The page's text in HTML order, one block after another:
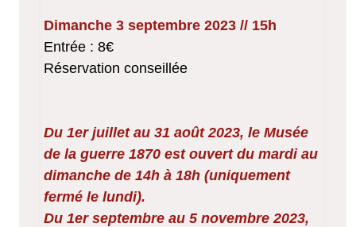
Dimanche 3 septembre 2023 // 15h
Entrée : 8€
Réservation conseillée
Du 1er juillet au 31 août 2023, le Musée
de la guerre 1870 est ouvert du mardi au
dimanche de 14h à 18h (uniquement
fermé le lundi).
Du 1er septembre au 5 novembre 2023,